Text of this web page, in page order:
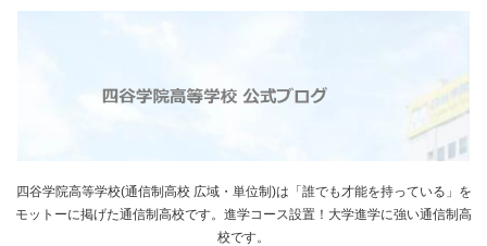
四谷学院高等学校(通信制高校 広域・単位制)は「誰でも才能を持っている」を
モットーに掲げた通信制高校です。進学コース設置！大学進学に強い通信制高
校です。